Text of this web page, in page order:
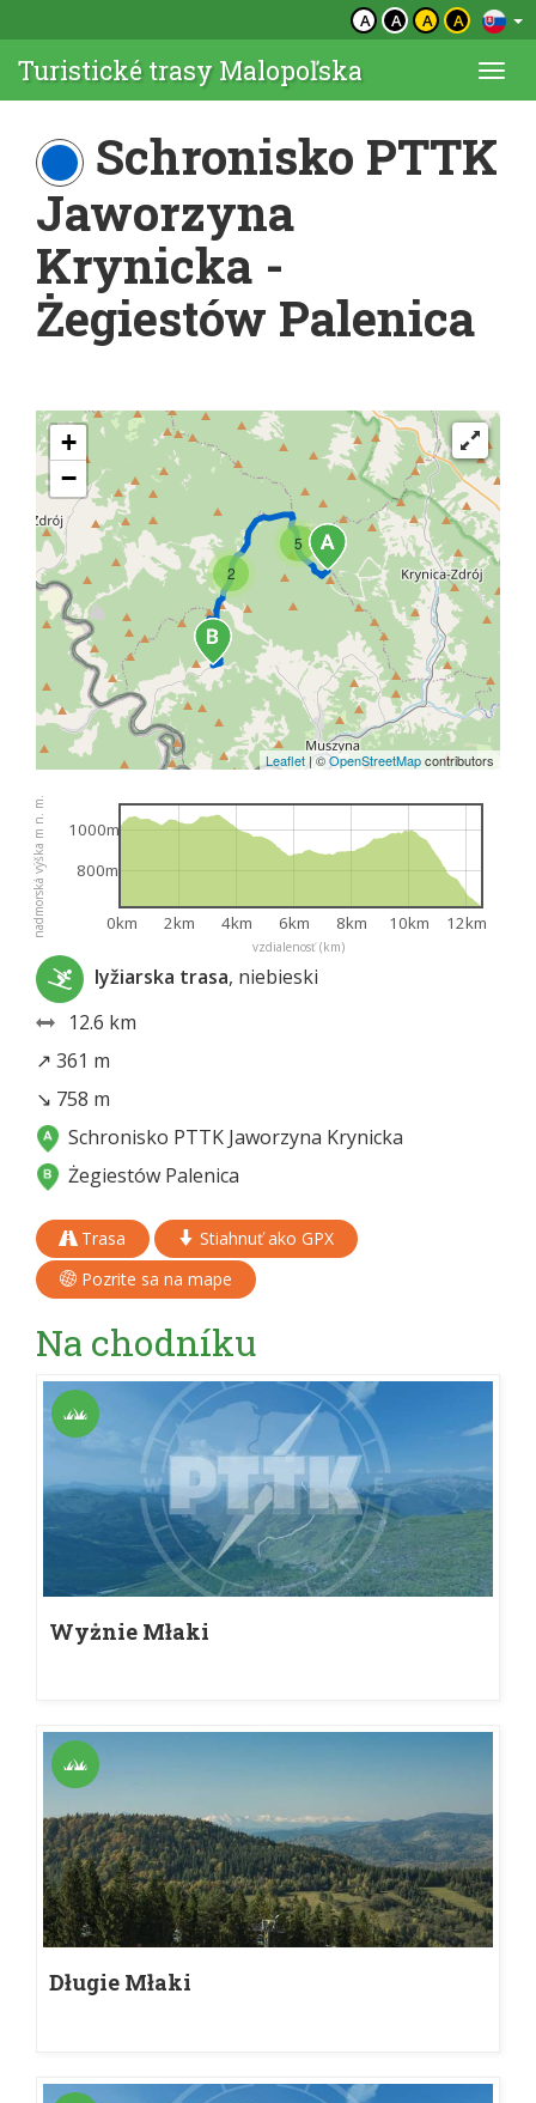
A A A A
Turistické trasy Malopoľska
Schronisko PTTK
Jaworzyna
Krynicka -
Żegiestów Palenica
5
2
+
−
Leaflet|©OpenStreetMapcontributors
vzdialenosť (km)
nadmorská výška m n. m. 0km 2km 4km 6km 8km 10km 12km
800m
1000m
lyžiarska trasa, niebieski
12.6 km
↗ 361 m
↘ 758 m
Schronisko PTTK Jaworzyna Krynicka
Żegiestów Palenica
Trasa
Stiahnuť ako GPX
Pozrite sa na mape
Na chodníku
Wyżnie Młaki
Długie Młaki